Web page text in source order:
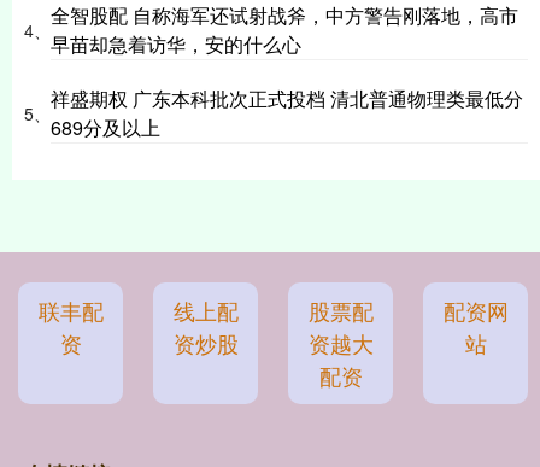
4、
全智股配 自称海军还试射战斧，中方警告刚落地，高市
早苗却急着访华，安的什么心
5、
祥盛期权 广东本科批次正式投档 清北普通物理类最低分
689分及以上
联丰配
资
线上配
资炒股
股票配
资越大
配资
配资网
站